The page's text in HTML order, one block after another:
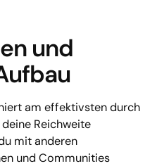
und
am effektivsten durch
Reichweite
mit anderen
und Communities